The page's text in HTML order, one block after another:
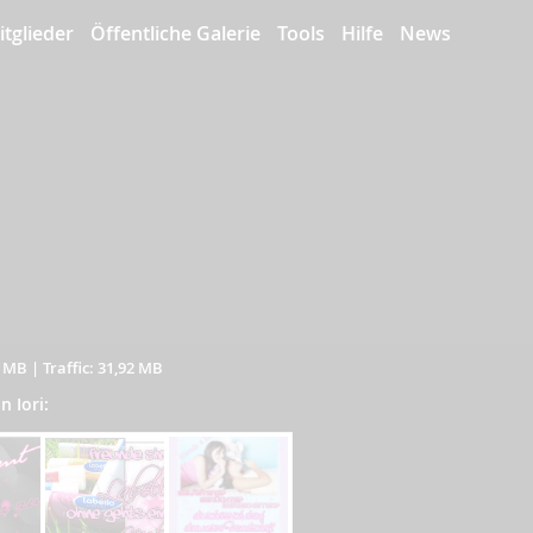
Öffentliche Galerie Tools Hilfe News
| Traffic: 31,92 MB
Iori: